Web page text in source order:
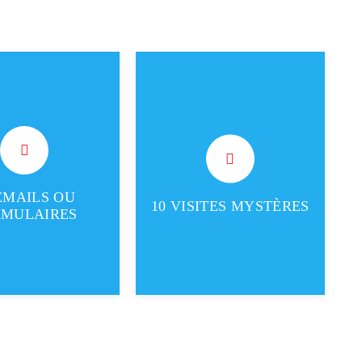
OU
la note finale) Le
contacte le
par e-mail ou par
de contact du site
10 VISITES MYSTÈRES
(15% de la note finale) Le
client mystère se rend sur lieu
de contact client, se renseigne
sur des produits et services,